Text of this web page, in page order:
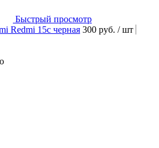
Быстрый просмотр
Redmi 15c черная 300 руб. / шт